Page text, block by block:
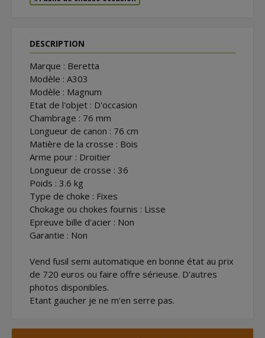
DESCRIPTION
Marque : Beretta
Modèle : A303
Modèle : Magnum
Etat de l'objet : D'occasion
Chambrage : 76 mm
Longueur de canon : 76 cm
Matière de la crosse : Bois
Arme pour : Droitier
Longueur de crosse : 36
Poids : 3.6 kg
Type de choke : Fixes
Chokage ou chokes fournis : Lisse
Epreuve bille d'acier : Non
Garantie : Non
Vend fusil semi automatique en bonne état au prix
de 720 euros ou faire offre sérieuse. D'autres
photos disponibles.
Etant gaucher je ne m'en serre pas.